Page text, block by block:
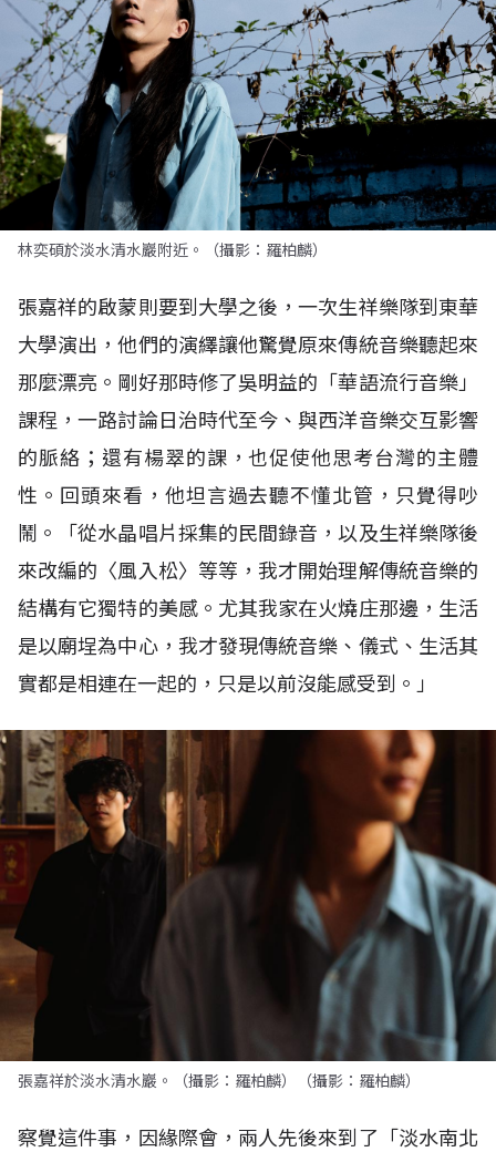
林奕碩於淡水清水巖附近。（攝影：羅柏麟）
張嘉祥的啟蒙則要到大學之後，一次生祥樂隊到東華
大學演出，他們的演繹讓他驚覺原來傳統音樂聽起來
那麼漂亮。剛好那時修了吳明益的「華語流行音樂」
課程，一路討論日治時代至今、與西洋音樂交互影響
的脈絡；還有楊翠的課，也促使他思考台灣的主體
性。回頭來看，他坦言過去聽不懂北管，只覺得吵
鬧。「從水晶唱片採集的民間錄音，以及生祥樂隊後
來改編的〈風入松〉等等，我才開始理解傳統音樂的
結構有它獨特的美感。尤其我家在火燒庄那邊，生活
是以廟埕為中心，我才發現傳統音樂、儀式、生活其
實都是相連在一起的，只是以前沒能感受到。」
張嘉祥於淡水清水巖。（攝影：羅柏麟）（攝影：羅柏麟）
察覺這件事，因緣際會，兩人先後來到了「淡水南北